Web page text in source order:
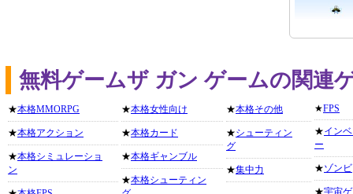
無料ゲームザ ガン ゲームの関連
★本格MMORPG
★本格アクション
★本格シミュレーショ
ン
★本格女性向け
★本格カード
★本格ギャンブル
★本格シューティン
★本格その他
★シューティン
グ
★集中力
★FPS
★イン
ー
★ゾンビ
★宇宙